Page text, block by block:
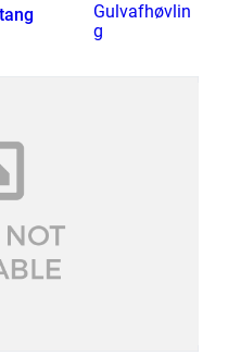
Gulvafhøvlin
g